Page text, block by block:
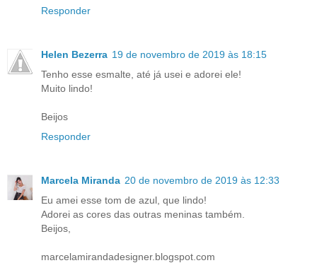
Responder
Helen Bezerra 19 de novembro de 2019 às 18:15
Tenho esse esmalte, até já usei e adorei ele!
Muito lindo!
Beijos
Responder
Marcela Miranda 20 de novembro de 2019 às 12:33
Eu amei esse tom de azul, que lindo!
Adorei as cores das outras meninas também.
Beijos,
marcelamirandadesigner.blogspot.com